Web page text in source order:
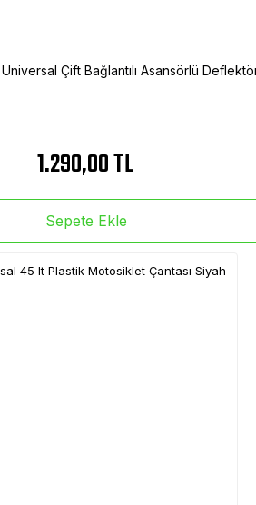
Çift Bağlantılı Asansörlü
1.290,00 TL
Sepete Ekle